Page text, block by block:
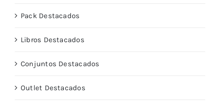
Pack Destacados
Libros Destacados
Conjuntos Destacados
Outlet Destacados